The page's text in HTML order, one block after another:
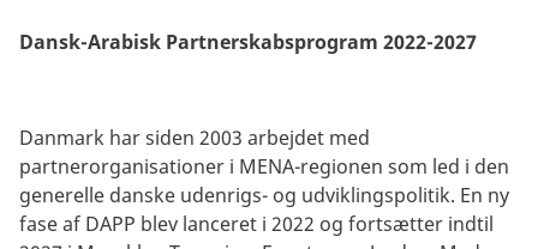
Dansk-Arabisk Partnerskabsprogram 2022-2027
Danmark har siden 2003 arbejdet med
partnerorganisationer i MENA-regionen som led i den
generelle danske udenrigs- og udviklingspolitik. En ny
fase af DAPP blev lanceret i 2022 og fortsætter indtil